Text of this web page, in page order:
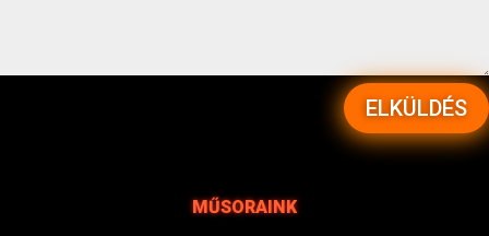
ELKÜLDÉS
MŰSORAINK